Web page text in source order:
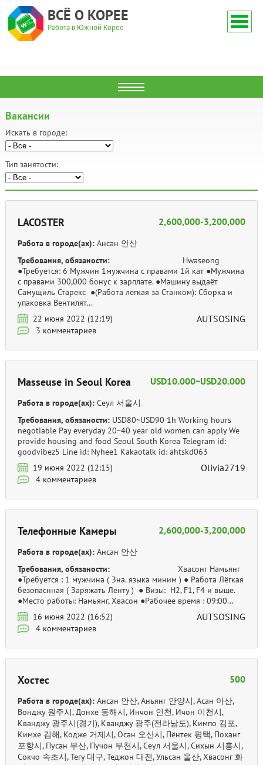
ВСЁ О КОРЕЕ
Работа в Южной Корее
Вакансии
Искать в городе:
Тип занятости:
LACOSTER 2,600,000-3,200,000
Работа в городе(ах): Ансан 안산
Требования, обязаности:
Hwaseong
●Требуется: 6 Мужчин 1мужчина с правами 1й кат ●Мужчина
с правами 300,000 бонус к зарплате. ●Машину выдаёт
Самущиль Старекс ●(Работа лёгкая за Станком): Сборка и
упаковка Вентилят...
22 июня 2022 (12:19)
3 комментариев
AUTSOSING
Masseuse in Seoul Korea USD10.000~USD20.000
Работа в городе(ах): Сеул 서울시
Требования, обязаности: USD80~USD90 1h Working hours
negotiable Pay everyday 20~40 year old women can apply We
provide housing and food Seoul South Korea Telegram id:
goodvibez5 Line id: Nyhee1 Kakaotalk id: ahtskd063
19 июня 2022 (12:15)
4 комментариев
Olivia2719
Телефонные Камеры 2,600,000-3,200,000
Работа в городе(ах): Ансан 안산
Требования, обязаности:
Хвасонг Намьянг
●Требуется : 1 мужчина ( Зна. языка миним ) ● Работа Лёгкая
безопаснная ( Заряжать Ленту ) ● Визы: H2, F1, F4 и выше.
●Место работы: Намьянг, Хвасон ●Рабочее время : 09:00...
16 июня 2022 (16:52)
4 комментариев
AUTSOSING
Хостес 500
Работа в городе(ах): Ансан 안산, Анъянг 안양시, Асан 아산,
Вонджу 원주시, Донхе 동해시, Инчон 인천, Ичон 이천시,
Кванджу 광주시(경기), Кванджу 광주(전라남도), Кимпо 김포,
Кимхе 김해, Кодже 거제시, Осан 오산시, Пёнтек 평택, Поханг
포항시, Пусан 부산, Пучон 부천시, Сеул 서울시, Сихын 시흥시,
Сокчо 속초시, Тегу 대구, Теджон 대전, Ульсан 울산, Хвасонг 화